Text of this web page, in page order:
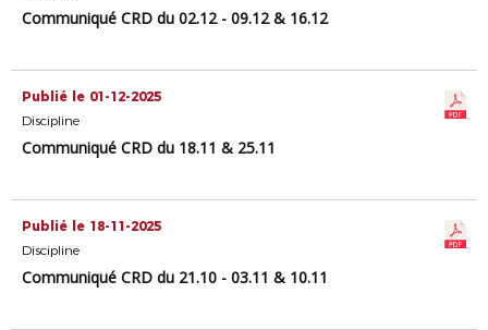
Communiqué CRD du 02.12 - 09.12 & 16.12
Publié le 01-12-2025
Discipline
Communiqué CRD du 18.11 & 25.11
Publié le 18-11-2025
Discipline
Communiqué CRD du 21.10 - 03.11 & 10.11